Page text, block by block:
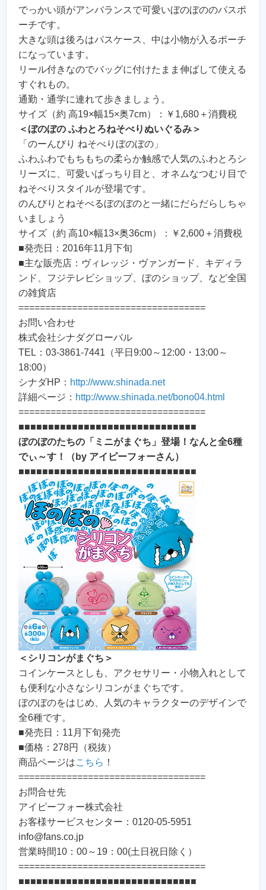
でっかい頭がアンバランスで可愛いぼのぼののパスポ
ーチです。
大きな頭は後ろはパスケース、中は小物が入るポーチ
になっています。
リール付きなのでバッグに付けたまま伸ばして使える
すぐれもの。
通勤・通学に連れて歩きましょう。
サイズ（約 高19×幅15×奥7cm）：￥1,680＋消費税
＜ぼのぼの ふわとろねそべりぬいぐるみ＞
「のーんびり ねそべりぼのぼの」
ふわふわでもちもちの柔らか触感で人気のふわとろシ
リーズに、可愛いぱっちり目と、オネムなつむり目で
ねそべりスタイルが登場です。
のんびりとねそべるぼのぼのと一緒にだらだらしちゃ
いましょう
サイズ（約 高10×幅13×奥36cm）：￥2,600＋消費税
■発売日：2016年11月下旬
■主な販売店：ヴィレッジ・ヴァンガード、キディラ
ンド、フジテレビショップ、ぼのショップ、など全国
の雑貨店
===================================
お問い合わせ
株式会社シナダグローバル
TEL：03-3861-7441（平日9:00～12:00・13:00～
18:00）
シナダHP： http://www.shinada.net
詳細ページ： http://www.shinada.net/bono04.html
===================================
■■■■■■■■■■■■■■■■■■■■■■■■■■■■■■
ぼのぼのたちの「ミニがまぐち」登場！なんと全6種
でぃ～す！（by アイピーフォーさん）
■■■■■■■■■■■■■■■■■■■■■■■■■■■■■■
＜シリコンがまぐち＞
コインケースとしも、アクセサリー・小物入れとして
も便利な小さなシリコンがまぐちです。
ぼのぼのをはじめ、人気のキャラクターのデザインで
全6種です。
■発売日：11月下旬発売
■価格：278円（税抜）
商品ページはこちら ！
===================================
お問合せ先
アイピーフォー株式会社
お客様サービスセンター：0120-05-5951
info@fans.co.jp
営業時間10：00～19：00(土日祝日除く）
===================================
■■■■■■■■■■■■■■■■■■■■■■■■■■■■■■